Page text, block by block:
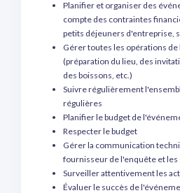
Planifier et organiser des
compte des contraintes
petits déjeuners d'entreprise,
Gérer toutes les opérations
(préparation du lieu, des
des boissons, etc.)
Suivre régulièrement
régulières
Planifier le budget de
Respecter le budget
Gérer la communication
fournisseur de l'enquête et
Surveiller attentivement les
Évaluer le succès de